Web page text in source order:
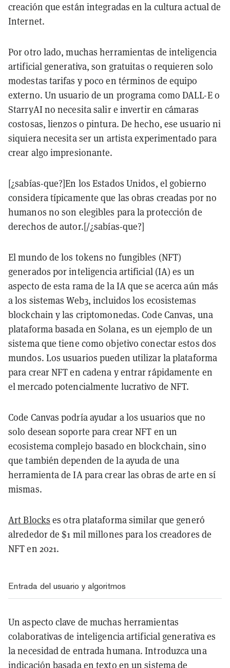
creación que están integradas en la cultura actual de
Internet.
Por otro lado, muchas herramientas de inteligencia
artificial generativa, son gratuitas o requieren solo
modestas tarifas y poco en términos de equipo
externo. Un usuario de un programa como DALL-E o
StarryAI no necesita salir e invertir en cámaras
costosas, lienzos o pintura. De hecho, ese usuario ni
siquiera necesita ser un artista experimentado para
crear algo impresionante.
[¿sabías-que?]En los Estados Unidos, el gobierno
considera típicamente que las obras creadas por no
humanos no son elegibles para la protección de
derechos de autor.[/¿sabías-que?]
El mundo de los tokens no fungibles (NFT)
generados por inteligencia artificial (IA) es un
aspecto de esta rama de la IA que se acerca aún más
a los sistemas Web3, incluidos los ecosistemas
blockchain y las criptomonedas. Code Canvas, una
plataforma basada en Solana, es un ejemplo de un
sistema que tiene como objetivo conectar estos dos
mundos. Los usuarios pueden utilizar la plataforma
para crear NFT en cadena y entrar rápidamente en
el mercado potencialmente lucrativo de NFT.
Code Canvas podría ayudar a los usuarios que no
solo desean soporte para crear NFT en un
ecosistema complejo basado en blockchain, sino
que también dependen de la ayuda de una
herramienta de IA para crear las obras de arte en sí
mismas.
Art Blocks es otra plataforma similar que generó
alrededor de $1 mil millones para los creadores de
NFT en 2021.
Entrada del usuario y algoritmos
Un aspecto clave de muchas herramientas
colaborativas de inteligencia artificial generativa es
la necesidad de entrada humana. Introduzca una
indicación basada en texto en un sistema de